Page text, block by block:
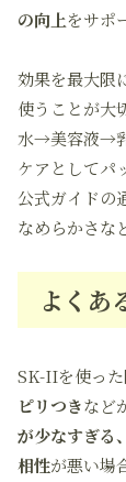
の向上をサポ
効果を最大限
使うことが大
水→美容液→
ケアとしてパ
公式ガイドの
なめらかさな
よくあ
SK-IIを使った
ピリつきなど
が少なすぎる
相性が悪い場